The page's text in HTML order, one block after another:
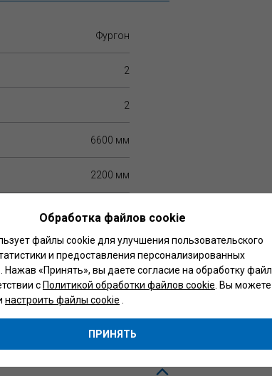
Фургон
2
2
6600 мм
2200 мм
3570 мм
1760 мм
Обработка файлов cookie
файлы cookie для улучшения пользовательского
и предоставления персонализированных
«Принять», вы даете согласие на обработку
с Политикой обработки файлов cookie . Вы можете
настроить файлы cookie
ПРИНЯТЬ